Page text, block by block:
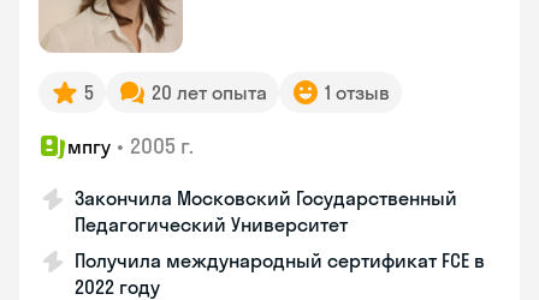
5 20 лет опыта 1 отзыв
мпгу • 2005 г.
Закончила Московский Государственный
Педагогический Университет
Получила международный сертификат FCE в
2022 году